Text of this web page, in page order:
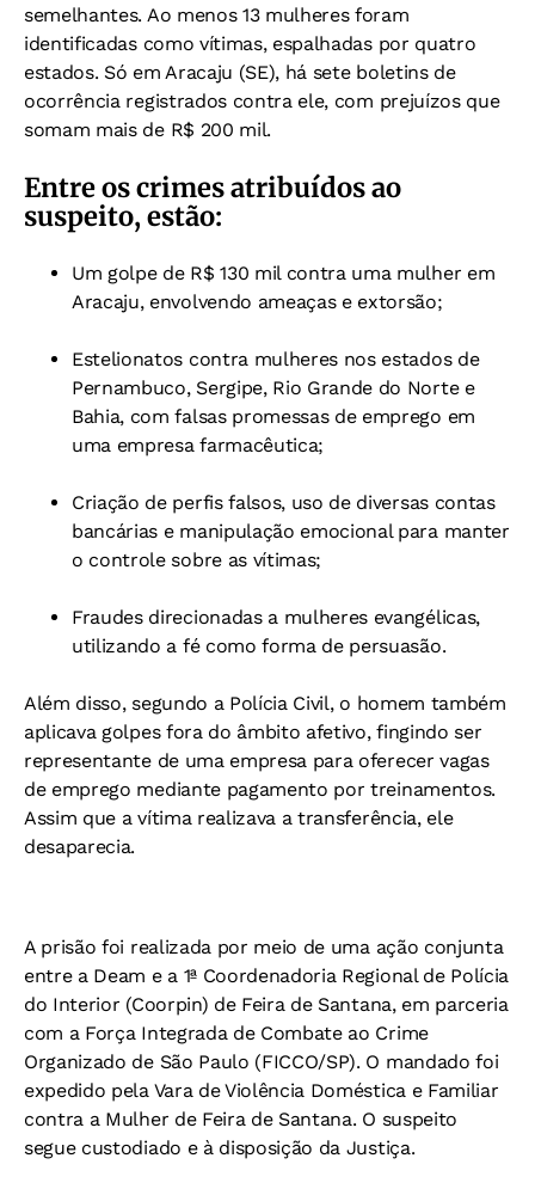
semelhantes. Ao menos 13 mulheres foram
identificadas como vítimas, espalhadas por quatro
estados. Só em Aracaju (SE), há sete boletins de
ocorrência registrados contra ele, com prejuízos que
somam mais de R$ 200 mil.
Entre os crimes atribuídos ao
suspeito, estão:
Um golpe de R$ 130 mil contra uma mulher em
Aracaju, envolvendo ameaças e extorsão;
Estelionatos contra mulheres nos estados de
Pernambuco, Sergipe, Rio Grande do Norte e
Bahia, com falsas promessas de emprego em
uma empresa farmacêutica;
Criação de perfis falsos, uso de diversas contas
bancárias e manipulação emocional para manter
o controle sobre as vítimas;
Fraudes direcionadas a mulheres evangélicas,
utilizando a fé como forma de persuasão.
Além disso, segundo a Polícia Civil, o homem também
aplicava golpes fora do âmbito afetivo, fingindo ser
representante de uma empresa para oferecer vagas
de emprego mediante pagamento por treinamentos.
Assim que a vítima realizava a transferência, ele
desaparecia.
A prisão foi realizada por meio de uma ação conjunta
entre a Deam e a 1ª Coordenadoria Regional de Polícia
do Interior (Coorpin) de Feira de Santana, em parceria
com a Força Integrada de Combate ao Crime
Organizado de São Paulo (FICCO/SP). O mandado foi
expedido pela Vara de Violência Doméstica e Familiar
contra a Mulher de Feira de Santana. O suspeito
segue custodiado e à disposição da Justiça.